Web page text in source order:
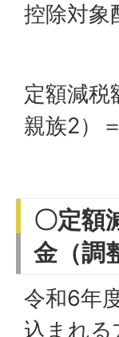
控除対象
定額減税
親族2）
〇定額
金（調
令和6年
込まれる